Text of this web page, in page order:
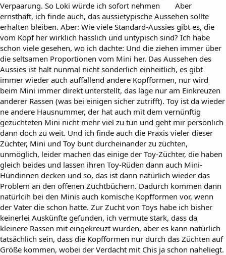
Verpaarung. So Loki würde ich sofort nehmen
Aber
ernsthaft, ich finde auch, das aussietypische Aussehen sollte
erhalten bleiben. Aber: Wie viele Standard-Aussies gibt es, die
vom Kopf her wirklich hässlich und untypisch sind? Ich habe
schon viele gesehen, wo ich dachte: Und die ziehen immer über
die seltsamen Proportionen vom Mini her. Das Aussehen des
Aussies ist halt nunmal nicht sonderlich einheitlich, es gibt
immer wieder auch auffallend andere Kopfformen, nur wird
beim Mini immer direkt unterstellt, das läge nur am Einkreuzen
anderer Rassen (was bei einigen sicher zutrifft). Toy ist da wieder
ne andere Hausnummer, der hat auch mit dem vernünftig
gezüchteten Mini nicht mehr viel zu tun und geht mir persönlich
dann doch zu weit. Und ich finde auch die Praxis vieler dieser
Züchter, Mini und Toy bunt durcheinander zu züchten,
unmöglich, leider machen das einige der Toy-Züchter, die haben
gleich beides und lassen ihren Toy-Rüden dann auch Mini-
Hündinnen decken und so, das ist dann natürlich wieder das
Problem an den offenen Zuchtbüchern. Dadurch kommen dann
natürlcih bei den Minis auch komische Kopfformen vor, wenn
der Vater die schon hatte. Zur Zucht von Toys habe ich bisher
keinerlei Auskünfte gefunden, ich vermute stark, dass da
kleinere Rassen mit eingekreuzt wurden, aber es kann natürlich
tatsächlich sein, dass die Kopfformen nur durch das Züchten auf
Größe kommen, wobei der Verdacht mit Chis ja schon naheliegt.